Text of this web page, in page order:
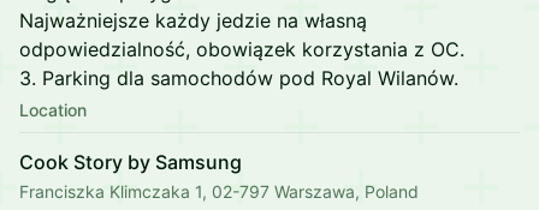
Najważniejsze każdy jedzie na własną
odpowiedzialność, obowiązek korzystania z OC.
3. Parking dla samochodów pod Royal Wilanów.
Location
Cook Story by Samsung
Franciszka Klimczaka 1, 02-797 Warszawa, Poland